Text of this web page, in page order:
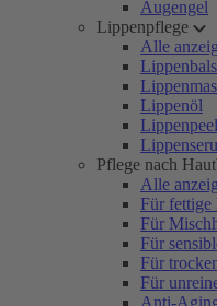
Augengel
Lippenpflege
Alle
Lippenöl
Pflege nach
Alle
Für fettige
Für
Für
Für
Für
Anti-